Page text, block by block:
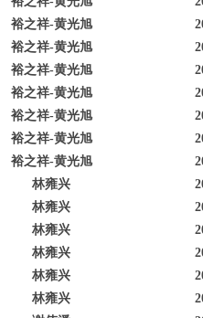
裕之祥-黄光旭
裕之祥-黄光旭
裕之祥-黄光旭
裕之祥-黄光旭
裕之祥-黄光旭
裕之祥-黄光旭
裕之祥-黄光旭
林雍兴
林雍兴
林雍兴
林雍兴
林雍兴
林雍兴